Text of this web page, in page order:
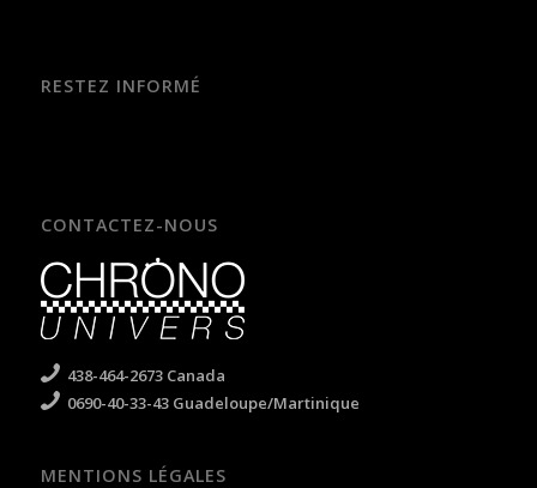
RESTEZ INFORMÉ
CONTACTEZ-NOUS
438-464-2673 Canada
0690-40-33-43 Guadeloupe/Martinique
MENTIONS LÉGALES